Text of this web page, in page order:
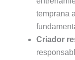
temprana
Criador